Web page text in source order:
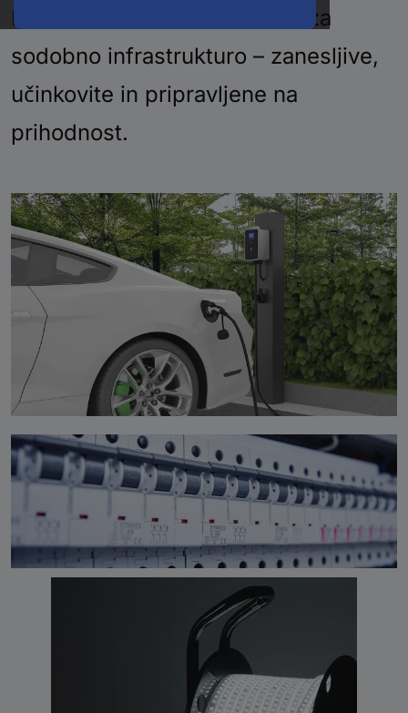
Inovativne sistemske rešitve za
sodobno infrastrukturo – zanesljive,
učinkovite in pripravljene na
prihodnost.